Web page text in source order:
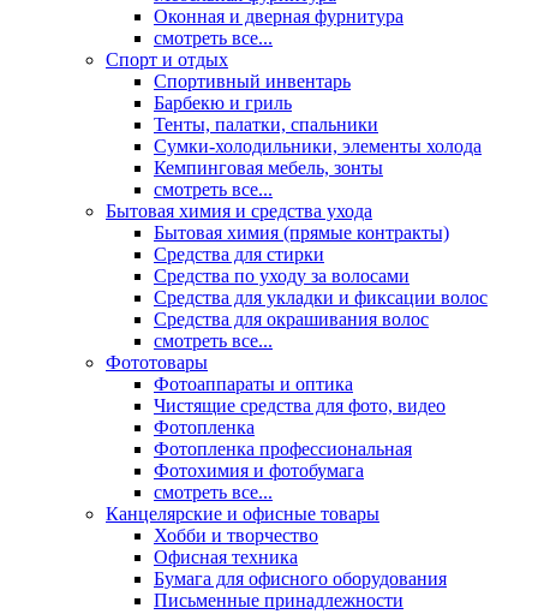
Оконная и дверная фурнитура
смотреть все...
Спорт и отдых
Спортивный инвентарь
Барбекю и гриль
Тенты, палатки, спальники
Сумки-холодильники, элементы холода
Кемпинговая мебель, зонты
смотреть все...
Бытовая химия и средства ухода
Бытовая химия (прямые контракты)
Средства для стирки
Средства по уходу за волосами
Средства для укладки и фиксации волос
Средства для окрашивания волос
смотреть все...
Фототовары
Фотоаппараты и оптика
Чистящие средства для фото, видео
Фотопленка
Фотопленка профессиональная
Фотохимия и фотобумага
смотреть все...
Канцелярские и офисные товары
Хобби и творчество
Офисная техника
Бумага для офисного оборудования
Письменные принадлежности